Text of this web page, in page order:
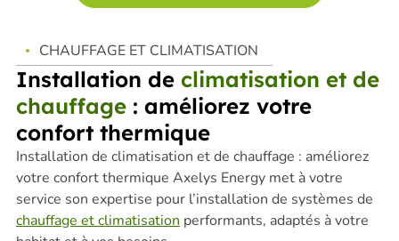
CHAUFFAGE ET CLIMATISATION
Installation de climatisation et de
chauffage : améliorez votre
confort thermique
Installation de climatisation et de chauffage : améliorez
votre confort thermique Axelys Energy met à votre
service son expertise pour l’installation de systèmes de
chauffage et climatisation performants, adaptés à votre